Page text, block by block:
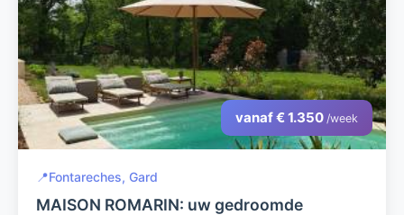
vanaf € 1.350 /week
📍Fontareches, Gard
MAISON ROMARIN: uw gedroomde